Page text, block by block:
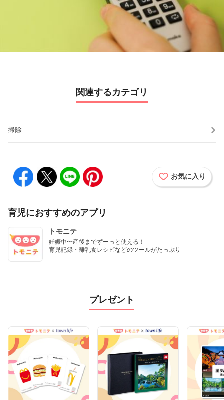
V
d
e
関連するカテゴリ
掃除
お気に入り
育児におすすめのアプリ
トモニテ
妊娠中〜産後までずーっと使える！
育児記録・離乳食レシピなどのツールがたっぷり
プレゼント